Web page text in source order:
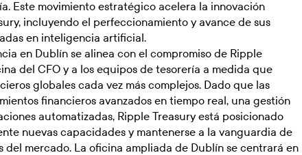
Este movimiento estratégico acelera la innovación
incluyendo el perfeccionamiento y avance de sus
en inteligencia artificial.
en Dublín se alinea con el compromiso de Ripple
del CFO y a los equipos de tesorería a medida que
globales cada vez más complejos. Dado que las
financieros avanzados en tiempo real, una gestión
automatizadas, Ripple Treasury está posicionado
nuevas capacidades y mantenerse a la vanguardia de
del mercado. La oficina ampliada de Dublín se centrará en